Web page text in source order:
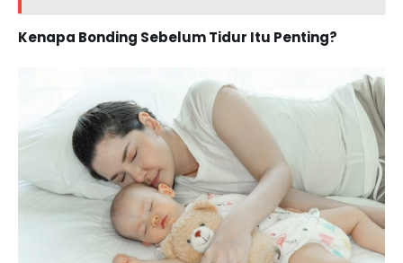
Kenapa Bonding Sebelum Tidur Itu Penting?